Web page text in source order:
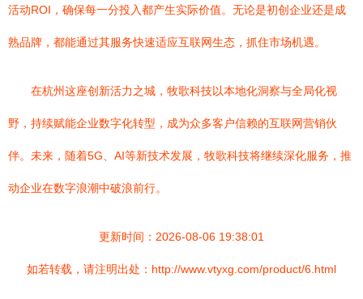
活动ROI，确保每一分投入都产生实际价值。无论是初创企业还是成
熟品牌，都能通过其服务快速适应互联网生态，抓住市场机遇。
在杭州这座创新活力之城，牧歌科技以本地化洞察与全局化视
野，持续赋能企业数字化转型，成为众多客户信赖的互联网营销伙
伴。未来，随着5G、AI等新技术发展，牧歌科技将继续深化服务，推
动企业在数字浪潮中破浪前行。
更新时间：2026-08-06 19:38:01
如若转载，请注明出处：http://www.vtyxg.com/product/6.html